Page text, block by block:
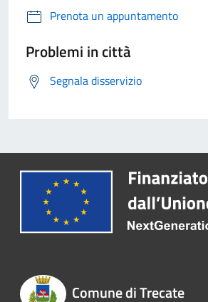
Prenota un appuntamento
Problemi in città
Segnala disservizio
Comune di Trecate